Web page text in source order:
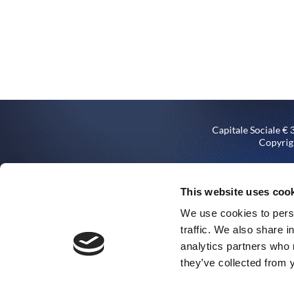
This website uses
We use cookies to
traffic. We also share
analytics partners who
they’ve collected from
Capitale Sociale €
Via Rochdale n. 5,